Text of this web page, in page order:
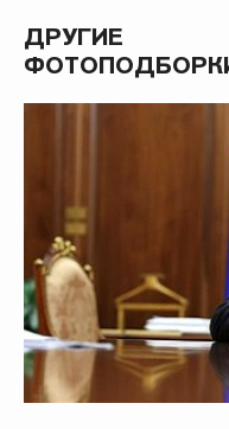
ДРУГИЕ